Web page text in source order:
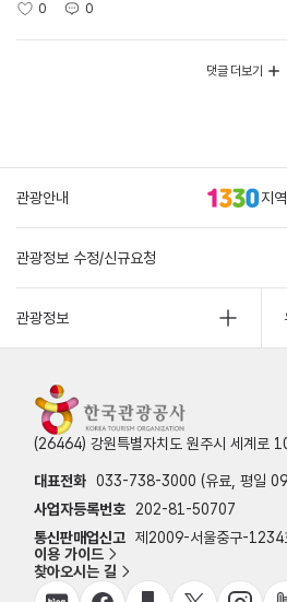
0 0
댓글 더보기
관광안내 지
관광정보 수정/신규요청
관광정보
(26464) 강원특별자치도 원주시 세계로
대표전화 033-738-3000 (유료, 평일
사업자등록번호
202-81-50707
통신판매업신고 제2009-서울중구-1234
이용 가이드
찾아오시는 길